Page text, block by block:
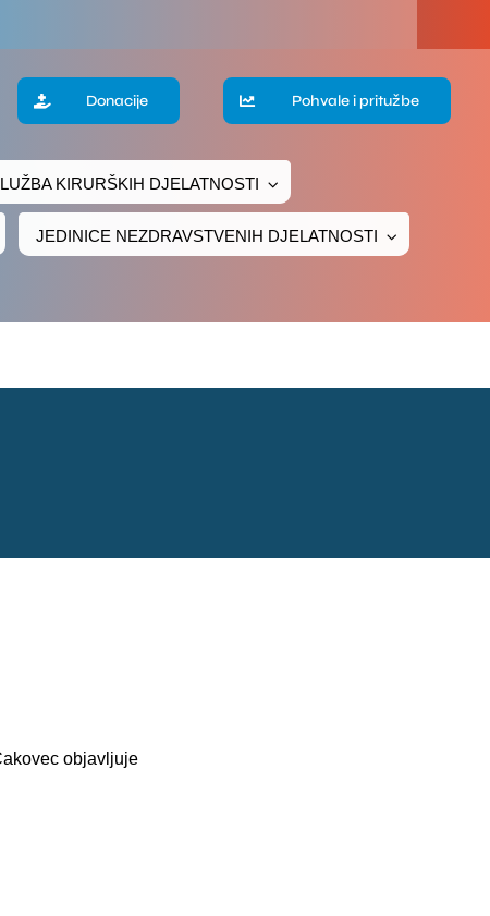
Donacije Pohvale i pritužbe
KIRURŠKIH DJELATNOSTI
JEDINICE NEZDRAVSTVENIH DJELATNOSTI
objavljuje